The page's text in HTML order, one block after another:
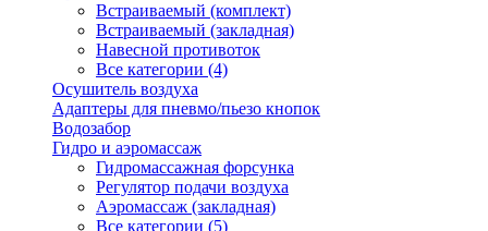
Встраиваемый (комплект)
Встраиваемый (закладная)
Навесной противоток
Все категории (4)
Осушитель воздуха
Адаптеры для пневмо/пьезо кнопок
Водозабор
Гидро и аэромассаж
Гидромассажная форсунка
Регулятор подачи воздуха
Аэромассаж (закладная)
Все категории (5)